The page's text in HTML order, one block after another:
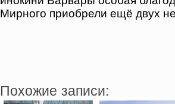
Мирного приобрели ещё двух
Похожие записи: